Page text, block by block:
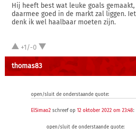
Hij heeft best wat leuke goals
daarmee goed in de markt zal liggen.
denk ik wel haalbaar moeten zijn.
+1/-0
thomas83
open/sluit de onderstaande quote:
ElSimao2 schreef op 12 oktober 2022 om 23:48:
open/sluit de onderstaande quote: